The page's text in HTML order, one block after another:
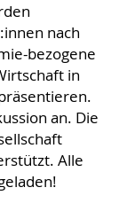
nach
bezogene
in
an. Die
Alle